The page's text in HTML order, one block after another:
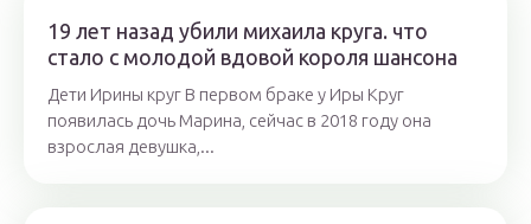
19 лет назад убили михаила круга. что
стало с молодой вдовой короля шансона
Дети Ирины круг В первом браке у Иры Круг
появилась дочь Марина, сейчас в 2018 году она
взрослая девушка,...